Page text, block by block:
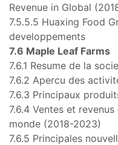
Revenue in Global
7.5.5.5 Huaxing Food
developpements
7.6 Maple Leaf Farms
7.6.1 Resume de la
7.6.2 Apercu des
7.6.3 Principaux
7.6.4 Ventes et
monde (2018-2023)
7.6.5 Principales